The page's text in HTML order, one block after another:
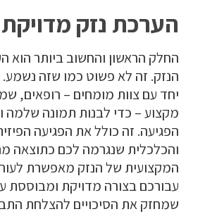
הערכת נזק מדויקת
החלק הראשון והחשוב ביותר הוא
הנזק. זה לא פשוט כמו שזה נשמע.
יחד עם צוות מומחים – רופאים,
מקצוע – כדי לבנות תמונה שלמה
הפגיעה. זה כולל את הפגיעה
והכלכלית שנגרמה לכם כתוצאה
המקצועית של הנזק מאפשרת
עבורכם בצורה מדויקת ומבוססת
שמחזק את הסיכויים להצלחת